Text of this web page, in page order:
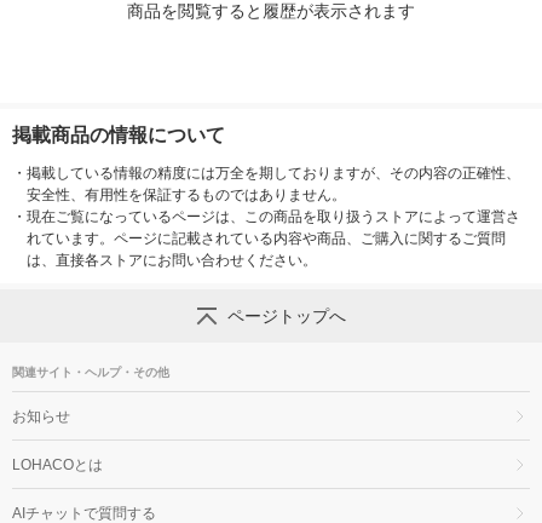
商品を閲覧すると履歴が表示されます
掲載商品の情報について
・ 掲載している情報の精度には万全を期しておりますが、その内容の正確性、
安全性、有用性を保証するものではありません。
・ 現在ご覧になっているページは、この商品を取り扱うストアによって運営さ
れています。ページに記載されている内容や商品、ご購入に関するご質問
は、直接各ストアにお問い合わせください。
ページトップへ
関連サイト・ヘルプ・その他
お知らせ
LOHACOとは
AIチャットで質問する